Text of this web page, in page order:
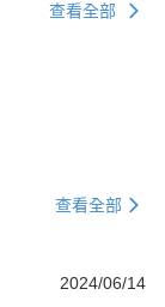
查看全部
查看全部
2024/06/14